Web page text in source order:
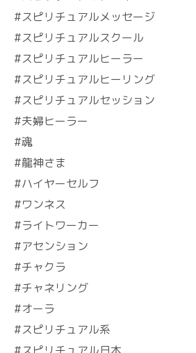
#スピリチュアルメッセージ
#スピリチュアルスクール
#スピリチュアルヒーラー
#スピリチュアルヒーリング
#スピリチュアルセッション
#夫婦ヒーラー
#魂
#龍神さま
#ハイヤーセルフ
#ワンネス
#ライトワーカー
#アセンション
#チャクラ
#チャネリング
#オーラ
#スピリチュアル系